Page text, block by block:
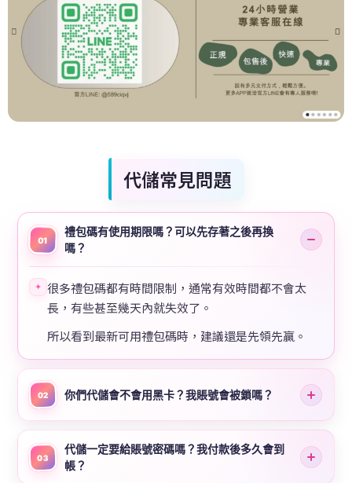
代儲常見問題
01
禮包碼有使用期限嗎？可以先存著之後再換
嗎？
✦ 很多禮包碼都有時間限制，通常有效時間都不會太
長，有些甚至幾天內就失效了。
所以看到最新可用禮包碼時，建議還是先領先贏。
02 你們代儲會不會用黑卡？我賬號會被鎖嗎？
03
代儲一定要給賬號密碼嗎？我付款後多久會到
帳？